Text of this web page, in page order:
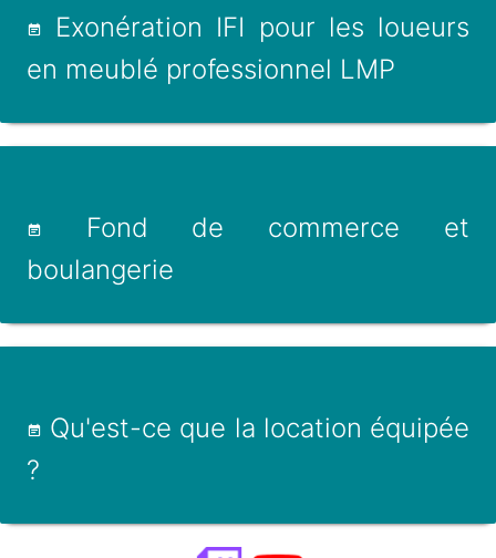
Exonération IFI pour les loueurs
en meublé professionnel LMP
Fond de commerce et
boulangerie
Qu'est-ce que la location équipée
?